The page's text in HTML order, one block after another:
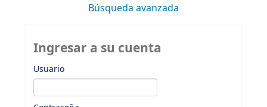
Búsqueda avanzada
Ingresar a su cuenta
Usuario